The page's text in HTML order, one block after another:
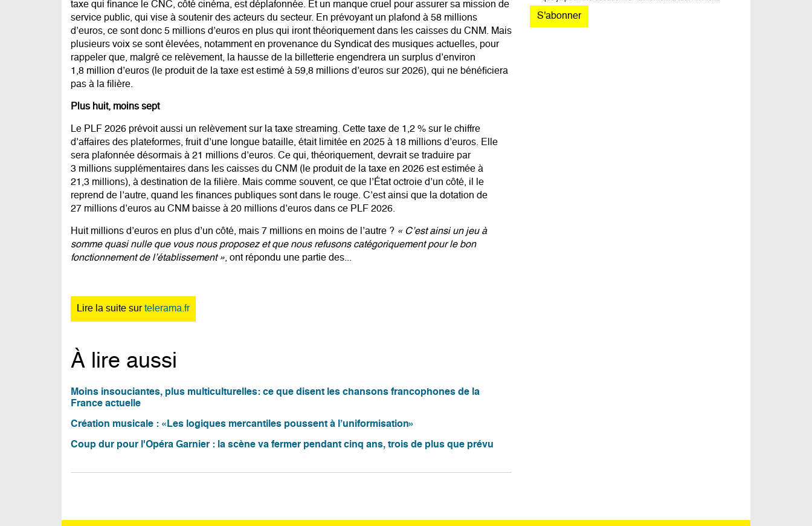
taxe qui finance le CNC, côté cinéma, est déplafonnée. Et un manque cruel pour assurer sa mission de
service public, qui vise à soutenir des acteurs du secteur. En prévoyant un plafond à 58 millions
d’euros, ce sont donc 5 millions d’euros en plus qui iront théoriquement dans les caisses du CNM. Mais
plusieurs voix se sont élevées, notamment en provenance du Syndicat des musiques actuelles, pour
rappeler que, malgré ce relèvement, la hausse de la billetterie engendrera un surplus d’environ
1,8 million d’euros (le produit de la taxe est estimé à 59,8 millions d’euros sur 2026), qui ne bénéficiera
pas à la filière.
Plus huit, moins sept
Le PLF 2026 prévoit aussi un relèvement sur la taxe streaming. Cette taxe de 1,2 % sur le chiffre
d’affaires des plateformes, fruit d’une longue bataille, était limitée en 2025 à 18 millions d’euros. Elle
sera plafonnée désormais à 21 millions d’euros. Ce qui, théoriquement, devrait se traduire par
3 millions supplémentaires dans les caisses du CNM (le produit de la taxe en 2026 est estimée à
21,3 millions), à destination de la filière. Mais comme souvent, ce que l’État octroie d’un côté, il le
reprend de l’autre, quand les finances publiques sont dans le rouge. C’est ainsi que la dotation de
27 millions d’euros au CNM baisse à 20 millions d’euros dans ce PLF 2026.
Huit millions d’euros en plus d’un côté, mais 7 millions en moins de l’autre ? « C’est ainsi un jeu à
somme quasi nulle que vous nous proposez et que nous refusons catégoriquement pour le bon
fonctionnement de l’établissement », ont répondu une partie des...
Lire la suite surtelerama.fr
À lire aussi
Moins insouciantes, plus multiculturelles: ce que disent les chansons francophones de la
France actuelle
Création musicale : «Les logiques mercantiles poussent à l’uniformisation»
Coup dur pour l'Opéra Garnier : la scène va fermer pendant cinq ans, trois de plus que prévu